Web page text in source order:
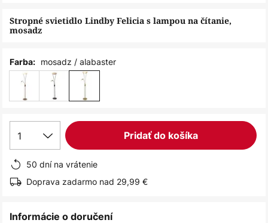
Stropné svietidlo Lindby Felicia s lampou na čítanie,
mosadz
Farba: mosadz / alabaster
1 Pridať do košíka
50 dní na vrátenie
Doprava zadarmo nad 29,99 €
Informácie o doručení